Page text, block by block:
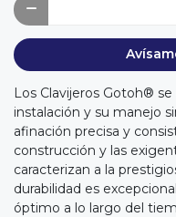
Los Clavijeros Gotoh®
instalación y su manejo
afinación precisa y
construcción y las
caracterizan a la
durabilidad es
óptimo a lo largo del